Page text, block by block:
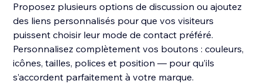
Proposez plusieurs options de discussion ou ajoutez
des liens personnalisés pour que vos visiteurs
puissent choisir leur mode de contact préféré.
Personnalisez complètement vos boutons : couleurs,
icônes, tailles, polices et position — pour qu’ils
s’accordent parfaitement à votre marque.